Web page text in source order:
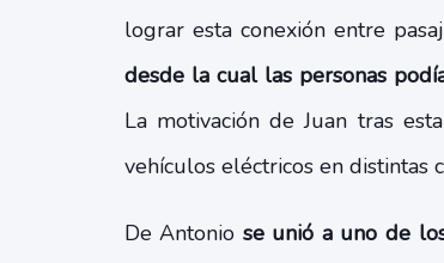
lograr esta conexión entre
desde la cual las personas
La motivación de Juan tras
vehículos eléctricos en distintas
De Antonio se unió a uno de